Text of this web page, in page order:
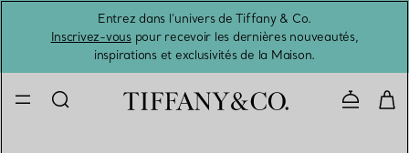
Entrez dans l’univers de Tiffany & Co.
Inscrivez-vouspour recevoir les dernières nouveautés,
inspirations et exclusivités de la Maison.